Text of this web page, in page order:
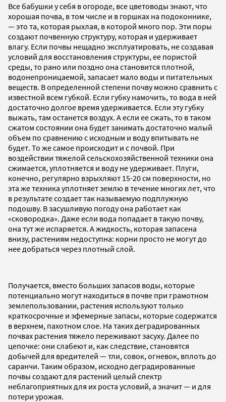
Все бабушки у себя в огороде, все цветоводы знают, что
хорошая почва, в том числе и в горшках на подоконнике,
— это та, которая рыхлая, в которой много пор. Эти поры
создают почвенную структуру, которая и удерживает
влагу. Если почвы нещадно эксплуатировать, не создавая
условий для восстановления структуры, ее пористой
среды, то рано или поздно она становится плотной,
водонепроницаемой, запасает мало воды и питательных
веществ. В определенной степени почву можно сравнить с
известной всем губкой. Если губку намочить, то вода в ней
достаточно долгое время удерживается. Если эту губку
выжать, там останется воздух. А если ее сжать, то в таком
сжатом состоянии она будет занимать достаточно малый
объем по сравнению с исходным и воду впитывать не
будет. То же самое происходит и с почвой. При
воздействии тяжелой сельскохозяйственной техники она
сжимается, уплотняется и воду не удерживает. Плуги,
конечно, регулярно взрыхляют 15-20 см поверхности, но
эта же техника уплотняет землю в течение многих лет, что
в результате создает так называемую подплужную
подошву. В засушливую погоду она работает как
«сковородка». Даже если вода попадает в такую почву,
она тут же испаряется. А жидкость, которая запасена
внизу, растениям недоступна: корни просто не могут до
нее добраться через плотный слой.
Получается, вместо больших запасов воды, которые
потенциально могут находиться в почве при грамотном
землепользовании, растения используют только
краткосрочные и эфемерные запасы, которые содержатся
в верхнем, пахотном слое. На таких деградированных
почвах растения тяжело переживают засуху. Далее по
цепочке: они слабеют и, как следствие, становятся
добычей для вредителей — тли, совок, огневок, вплоть до
саранчи. Таким образом, исходно деградированные
почвы создают для растений целый спектр
неблагоприятных для их роста условий, а значит — и для
потери урожая.